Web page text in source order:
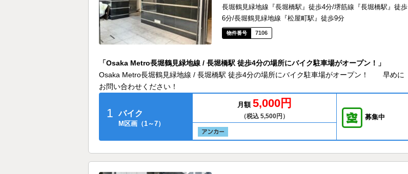
長堀鶴見緑地線『長堀橋駅』徒歩4分/堺筋線『長堀橋駅』徒歩
6分/長堀鶴見緑地線『松屋町駅』徒歩9分
7106
「Osaka Metro長堀鶴見緑地線 / 長堀橋駅 徒歩4分の場所にバイク駐車場がオープン！」
Osaka Metro長堀鶴見緑地線 / 長堀橋駅 徒歩4分の場所にバイク駐車場がオープン！ 早めに
お問い合わせください！
1 バイク
M区画（1～7）
月額 5,000円
（税込 5,500円） 募集中